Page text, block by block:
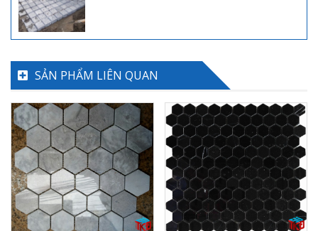
SẢN PHẨM LIÊN QUAN